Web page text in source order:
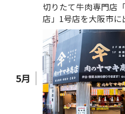
5月
切りたて牛肉専門店
店」1号店を大阪市に